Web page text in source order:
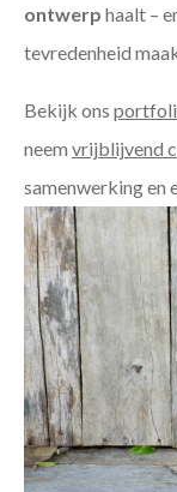
ontwerp haalt –
tevredenheid
Bekijk ons
neem vrijblijvend
samenwerking en